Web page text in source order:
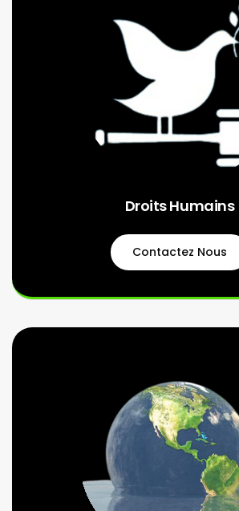
Droits Humains
Contactez Nous